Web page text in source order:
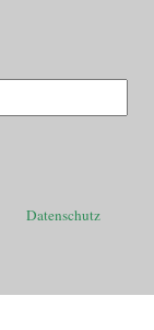
Datenschutz